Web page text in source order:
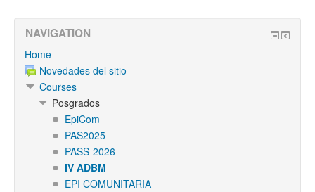
NAVIGATION
Home
Novedades del sitio
Courses
Posgrados
EpiCom
PAS2025
PASS-2026
IV ADBM
EPI COMUNITARIA